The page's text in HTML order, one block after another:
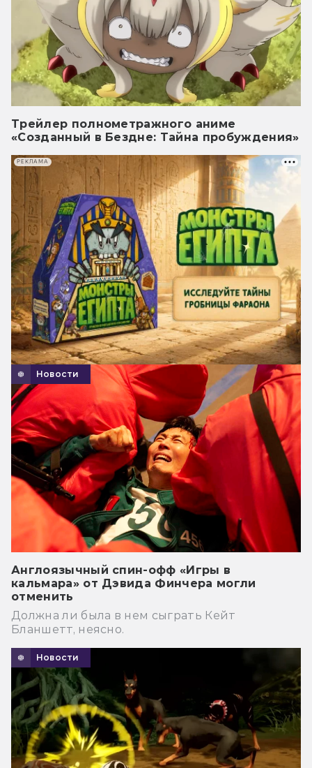
Трейлер полнометражного аниме
«Созданный в Бездне: Тайна пробуждения»
Новости
Англоязычный спин-офф «Игры в
кальмара» от Дэвида Финчера могли
отменить
Должна ли была в нем сыграть Кейт
Бланшетт, неясно.
Новости
РЕКЛАМА